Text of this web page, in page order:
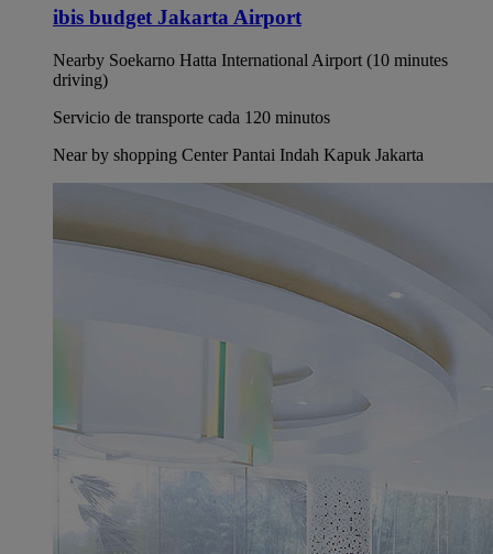
ibis budget Jakarta Airport
Nearby Soekarno Hatta International Airport (10 minutes
driving)
Servicio de transporte cada 120 minutos
Near by shopping Center Pantai Indah Kapuk Jakarta